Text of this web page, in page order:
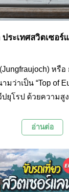
ประเทศสวิตเซอร์
หรือ
ว่าเป็น “Top of
ยุโรป ด้วยความสูง
อันงดงาม ปกคลุมด้
จุดหมายปลายทางใ
รั้งหนึ่งในชีวิตอยา
อ่านต่อ